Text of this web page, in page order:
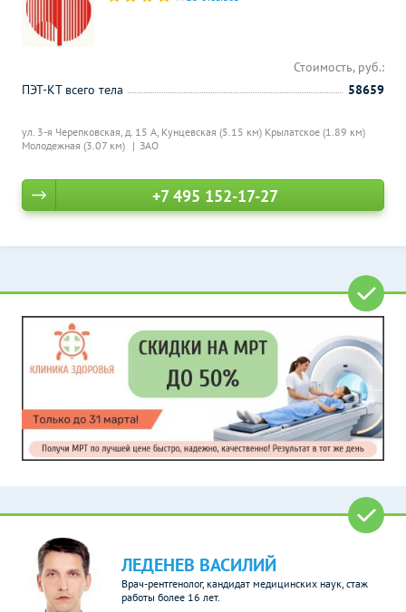
ул. 3-я Черепковская, д. 15 А, Кунцевская (5.15 км) Крылатское (1.89 км)
Молодежная (3.07 км)
ЗАО
Стоимость, руб.:
ПЭТ-КТ всего тела
58659
+7 495 152-17-27
ЛЕДЕНЕВ ВАСИЛИЙ
Врач-рентгенолог, кандидат медицинских наук, стаж
работы более 16 лет.